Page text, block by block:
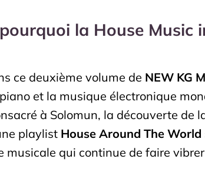
la House Music
ce deuxième volume de NEW KG
et la musique électronique
à Solomun, la découverte de
playlist House Around The World
qui continue de faire